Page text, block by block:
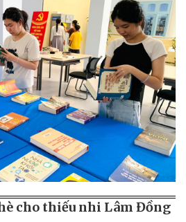
cho thiếu nhi Lâm Đồng